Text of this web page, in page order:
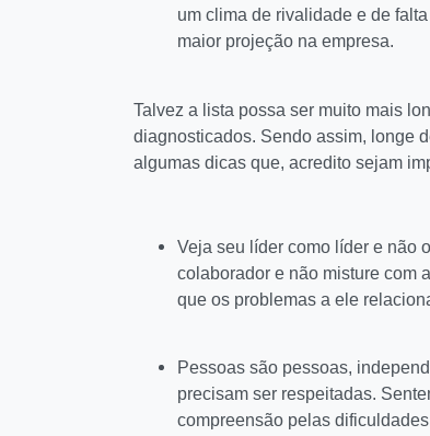
um clima de rivalidade e de
maior projeção na empresa.
Talvez a lista possa ser muito mais
diagnosticados. Sendo assim, longe
algumas dicas que, acredito sejam
Veja seu líder como líder e não
colaborador e não misture com
que os problemas a ele
Pessoas são pessoas,
precisam ser respeitadas.
compreensão pelas